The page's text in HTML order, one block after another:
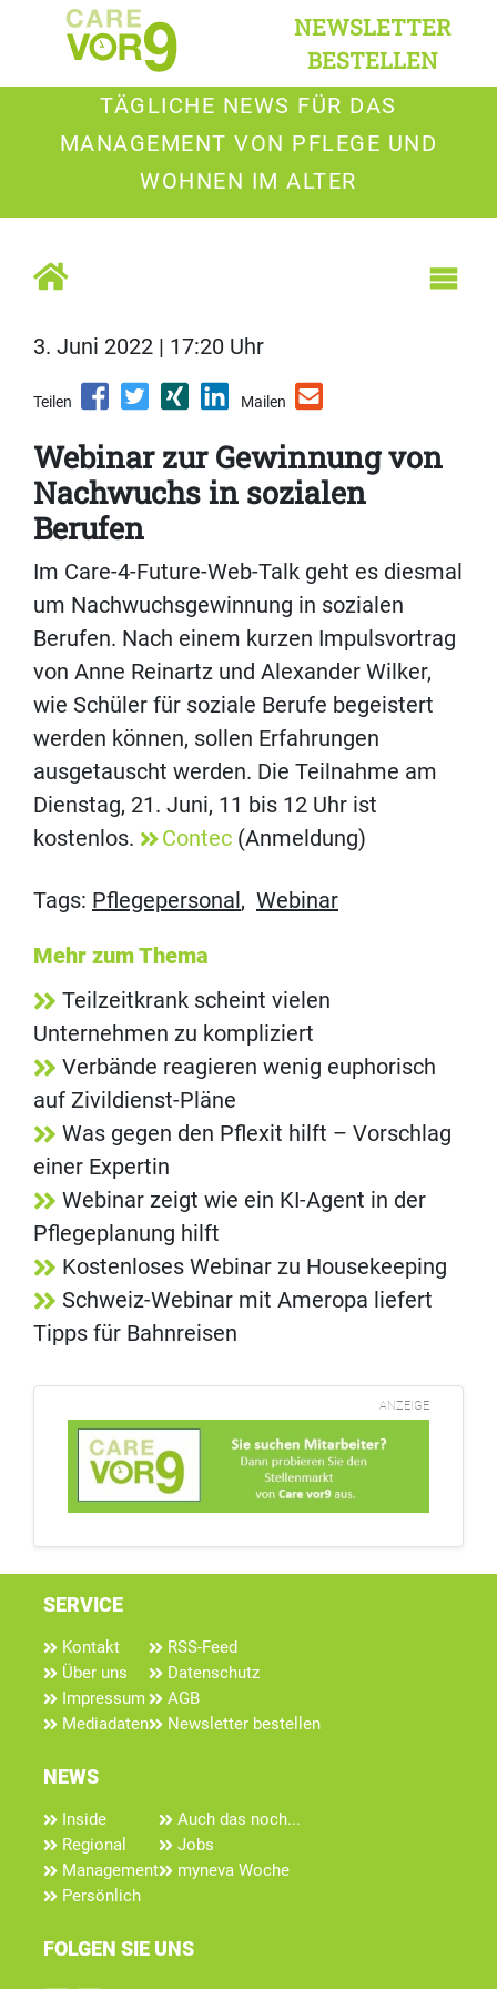
NEWSLETTER
BESTELLEN
TÄGLICHE NEWS FÜR DAS
MANAGEMENT VON PFLEGE UND
WOHNEN IM ALTER
3. Juni 2022 | 17:20 Uhr
Teilen Mailen
Webinar zur Gewinnung von
Nachwuchs in sozialen
Berufen
Im Care-4-Future-Web-Talk geht es diesmal
um Nachwuchsgewinnung in sozialen
Berufen. Nach einem kurzen Impulsvortrag
von Anne Reinartz und Alexander Wilker,
wie Schüler für soziale Berufe begeistert
werden können, sollen Erfahrungen
ausgetauscht werden. Die Teilnahme am
Dienstag, 21. Juni, 11 bis 12 Uhr ist
kostenlos.
Contec (Anmeldung)
Tags: Pflegepersonal , Webinar
Mehr zum Thema
Teilzeitkrank scheint vielen
Unternehmen zu kompliziert
Verbände reagieren wenig euphorisch
auf Zivildienst-Pläne
Was gegen den Pflexit hilft – Vorschlag
einer Expertin
Webinar zeigt wie ein KI-Agent in der
Pflegeplanung hilft
Kostenloses Webinar zu Housekeeping
Schweiz-Webinar mit Ameropa liefert
Tipps für Bahnreisen
ANZEIGE
SERVICE
Kontakt
Über uns
Impressum
Mediadaten
RSS-Feed
Datenschutz
AGB
Newsletter bestellen
NEWS
Inside
Regional
Management
Persönlich
Auch das noch...
Jobs
myneva Woche
FOLGEN SIE UNS